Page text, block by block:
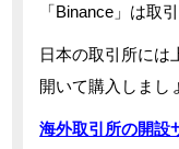
「Binance」は取
日本の取引所には
開いて購入しまし
海外取引所の開設